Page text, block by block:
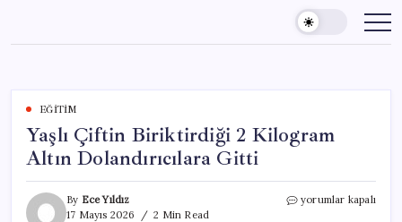
content
EĞITIM
Yaşlı Çiftin Biriktirdiği 2 Kilogram
Altın Dolandırıcılara Gitti
By Ece Yıldız
17 Mayıs 2026
2 Min Read
Yaşlı
yorumlar kapalı